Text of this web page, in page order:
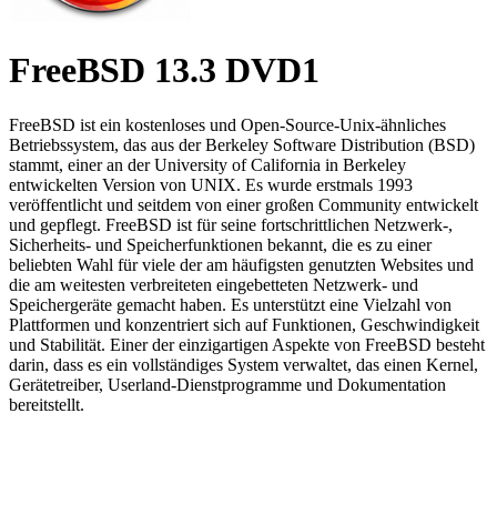
FreeBSD 13.3 DVD1
FreeBSD ist ein kostenloses und Open-Source-Unix-ähnliches
Betriebssystem, das aus der Berkeley Software Distribution (BSD)
stammt, einer an der University of California in Berkeley
entwickelten Version von UNIX. Es wurde erstmals 1993
veröffentlicht und seitdem von einer großen Community entwickelt
und gepflegt. FreeBSD ist für seine fortschrittlichen Netzwerk-,
Sicherheits- und Speicherfunktionen bekannt, die es zu einer
beliebten Wahl für viele der am häufigsten genutzten Websites und
die am weitesten verbreiteten eingebetteten Netzwerk- und
Speichergeräte gemacht haben. Es unterstützt eine Vielzahl von
Plattformen und konzentriert sich auf Funktionen, Geschwindigkeit
und Stabilität. Einer der einzigartigen Aspekte von FreeBSD besteht
darin, dass es ein vollständiges System verwaltet, das einen Kernel,
Gerätetreiber, Userland-Dienstprogramme und Dokumentation
bereitstellt.